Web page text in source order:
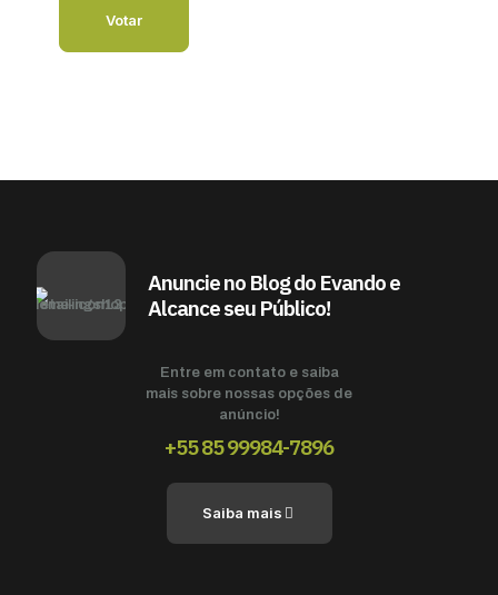
Anuncie no Blog do Evando e
Alcance seu Público!
Entre em contato e saiba
mais sobre nossas opções de
anúncio!
+55 85 99984-7896
Saiba mais